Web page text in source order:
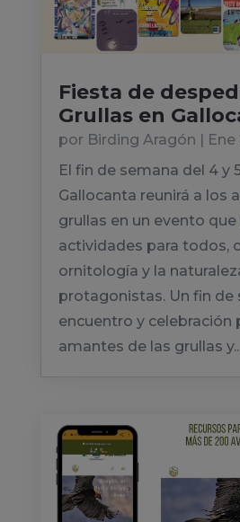
Fiesta de
Grullas en
por Birding Aragón | Ene
El fin de semana del 4 y
Gallocanta reunirá a los
grullas en un evento
actividades para todos,
ornitología y la
protagonistas. Un fin de
encuentro y celebración
amantes de las grullas